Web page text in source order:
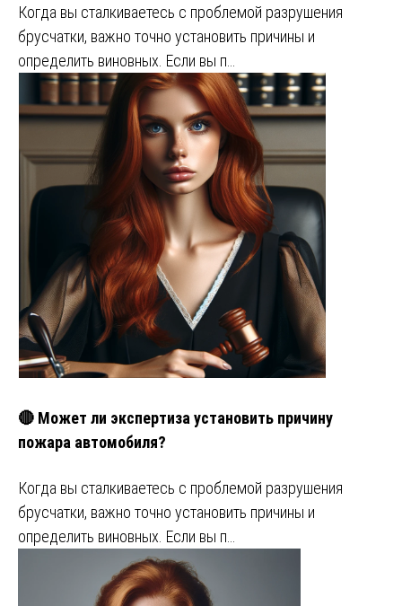
Когда вы сталкиваетесь с проблемой разрушения
брусчатки, важно точно установить причины и
определить виновных. Если вы п…
🔴 Может ли экспертиза установить причину
пожара автомобиля?
Когда вы сталкиваетесь с проблемой разрушения
брусчатки, важно точно установить причины и
определить виновных. Если вы п…